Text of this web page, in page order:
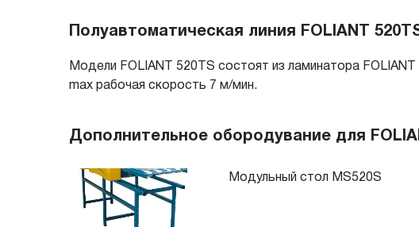
Полуавтоматическая линия FOLIANT
Модели FOLIANT 520TS состоят из ламинатора
max рабочая скорость 7 м/мин.
Дополнительное обородувание для
Модульный стол MS520S